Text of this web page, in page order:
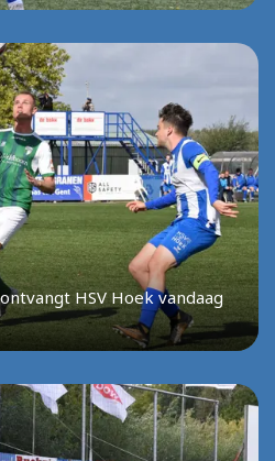
HSV Hoek vandaag